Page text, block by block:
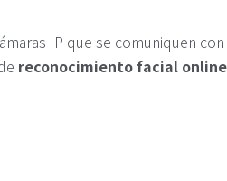
IP que se comuniquen
reconocimiento facial online